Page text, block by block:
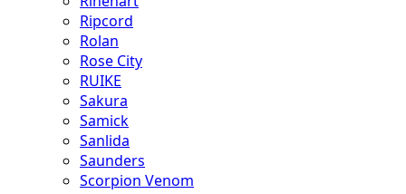
Ripcord
Rolan
Rose City
RUIKE
Sakura
Samick
Sanlida
Saunders
Scorpion Venom